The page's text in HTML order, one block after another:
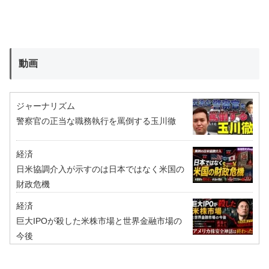
動画
ジャーナリズム
警察官の正当な職務執行を罵倒する玉川徹
経済
日米協調介入が示すのは日本ではなく米国の
財政危機
経済
巨大IPOが殺した米株市場と世界金融市場の
今後